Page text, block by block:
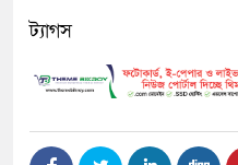
ট্যাগস